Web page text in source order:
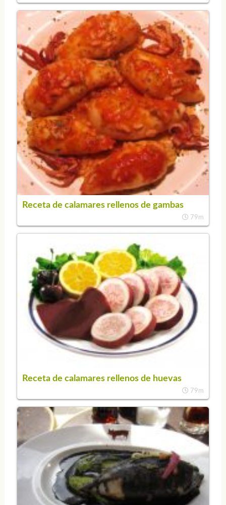
Receta de calamares rellenos de gambas
79m
Receta de calamares rellenos de huevas
79m